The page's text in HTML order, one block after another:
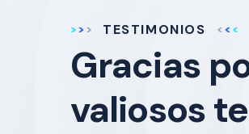
TESTIMONIOS
Gracias
valiosos